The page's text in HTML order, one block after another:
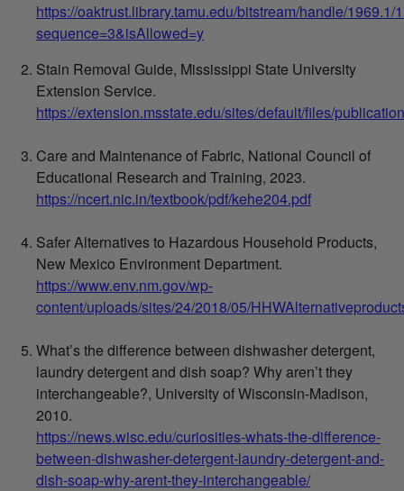
https://oaktrust.library.tamu.edu/bitstream/handle/
sequence=3&isAllowed=y
Stain Removal Guide, Mississippi State University
Extension Service.
https://extension.msstate.edu/sites/default/files/
Care and Maintenance of Fabric, National Council of
Educational Research and Training, 2023.
https://ncert.nic.in/textbook/pdf/kehe204.pdf
Safer Alternatives to Hazardous Household Products,
New Mexico Environment Department.
https://www.env.nm.gov/wp-
content/uploads/sites/24/2018/05/
What’s the difference between dishwasher detergent,
laundry detergent and dish soap? Why aren’t they
interchangeable?, University of Wisconsin-Madison,
2010.
https://news.wisc.edu/curiosities-whats-the-difference-
between-dishwasher-detergent-laundry-detergent-and-
dish-soap-why-arent-they-interchangeable/